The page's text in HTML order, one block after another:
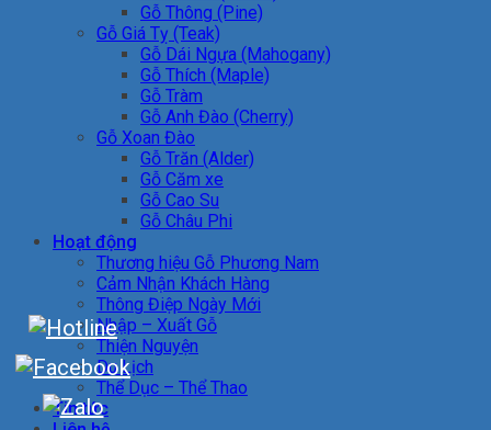
Gỗ Thông (Pine)
Gỗ Giá Tỵ (Teak)
Gỗ Dái Ngựa (Mahogany)
Gỗ Thích (Maple)
Gỗ Tràm
Gỗ Anh Đào (Cherry)
Gỗ Xoan Đào
Gỗ Trăn (Alder)
Gỗ Căm xe
Gỗ Cao Su
Gỗ Châu Phi
Hoạt động
Thương hiệu Gỗ Phương Nam
Cảm Nhận Khách Hàng
Thông Điệp Ngày Mới
Nhập – Xuất Gỗ
Thiện Nguyện
Du Lịch
Thể Dục – Thể Thao
Tin tức